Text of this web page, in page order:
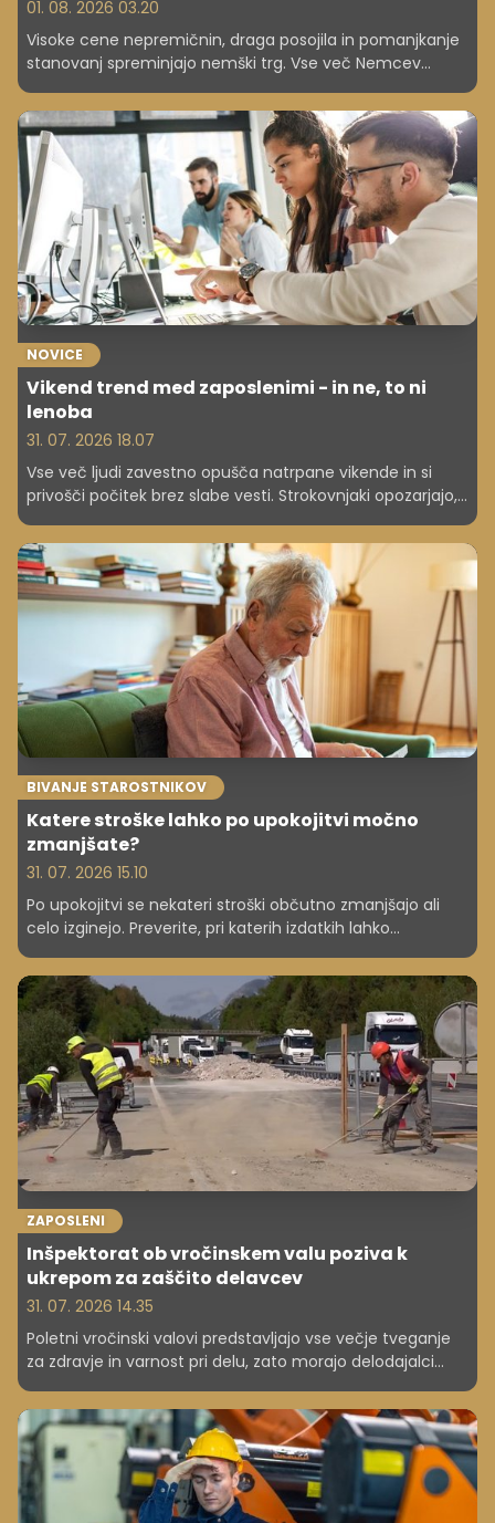
01. 08. 2026 03.20
Visoke cene nepremičnin, draga posojila in pomanjkanje
stanovanj spreminjajo nemški trg. Vse več Nemcev
opušča sanje o lastnem domu, podobni izzivi pa se
pojavljajo tudi drugod po Evropi. Tudi pri nas ...
NOVICE
Vikend trend med zaposlenimi - in ne, to ni
lenoba
31. 07. 2026 18.07
Vse več ljudi zavestno opušča natrpane vikende in si
privošči počitek brez slabe vesti. Strokovnjaki opozarjajo,
da je to lahko eden od odgovorov na izgorelost
sodobnega časa.
BIVANJE STAROSTNIKOV
Katere stroške lahko po upokojitvi močno
zmanjšate?
31. 07. 2026 15.10
Po upokojitvi se nekateri stroški občutno zmanjšajo ali
celo izginejo. Preverite, pri katerih izdatkih lahko
upokojenci najpogosteje največ prihranijo.
ZAPOSLENI
Inšpektorat ob vročinskem valu poziva k
ukrepom za zaščito delavcev
31. 07. 2026 14.35
Poletni vročinski valovi predstavljajo vse večje tveganje
za zdravje in varnost pri delu, zato morajo delodajalci
poudarili na inšpektoratu za delo. Opozorili so, da je treba
ukrepe načrtovati že pred nastopom vročinskega vala,
ne šele takrat, ko so temperature že visoke.